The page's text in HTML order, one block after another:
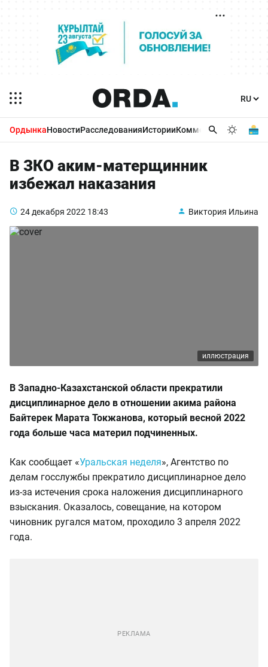
ОрдынкаНовостиРасследованияИсторииКомментарииБизнес
В ЗКО аким-матерщинник
избежал наказания
24 декабря 2022 18:43 Виктория Ильина
иллюстрация
В Западно-Казахстанской области прекратили
дисциплинарное дело в отношении акима района
Байтерек Марата Токжанова, который весной 2022
года больше часа материл подчиненных.
Как сообщает «Уральская неделя», Агентство по
делам госслужбы прекратило дисциплинарное дело
из-за истечения срока наложения дисциплинарного
взыскания. Оказалось, совещание, на котором
чиновник ругался матом, проходило 3 апреля 2022
года.